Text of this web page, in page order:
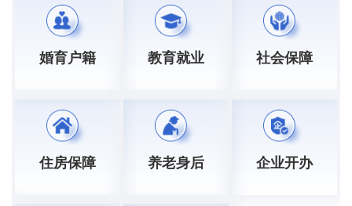
婚育户籍 教育就业 社会保障
住房保障 养老身后 企业开办